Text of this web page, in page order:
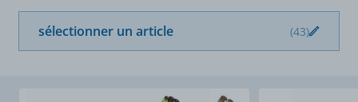
sélectionner un article (43)